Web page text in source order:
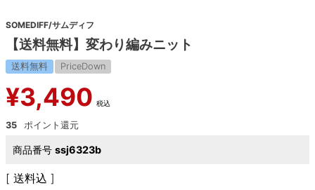
SOMEDIFF/サムディフ
【送料無料】変わり編みニット
送料無料 PriceDown
¥3,490 税込
35
商品番号 ssj6323b
送料込